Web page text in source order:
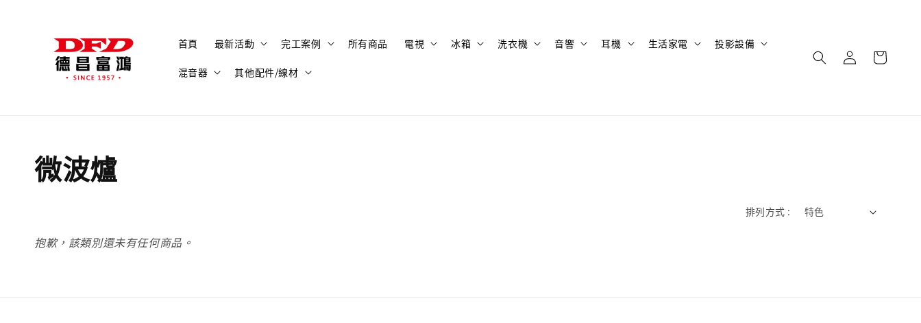
首頁 最新活動 完工案例 所有商品 電視 冰箱 洗衣機 音響 耳機 生活家電 投影設備
混音器 其他配件/線材
微波爐
排列方式 :
抱歉，該類別還未有任何商品。